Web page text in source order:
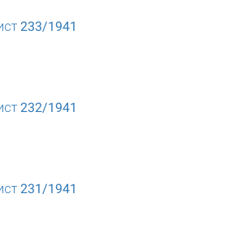
233/1941
232/1941
231/1941